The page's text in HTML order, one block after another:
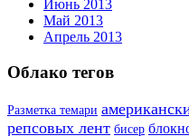
Июнь 2013
Май 2013
Апрель 2013
Облако тегов
Разметка темари
репсовых лент бисер